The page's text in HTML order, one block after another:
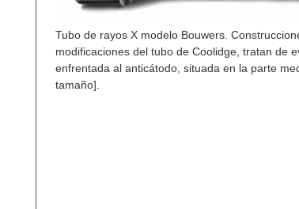
Tubo de rayos X modelo Bouwers.
modificaciones del tubo de Coolidge, tratan de
enfrentada al anticátodo, situada en la parte
tamaño].